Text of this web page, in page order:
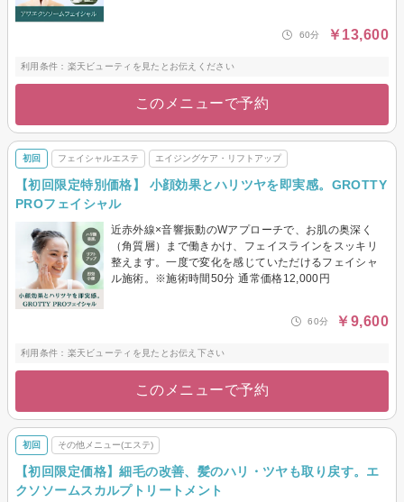
60分 ￥13,600
利用条件：楽天ビューティを見たとお伝えください
このメニューで予約
初回 フェイシャルエステ エイジングケア・リフトアップ
【初回限定特別価格】 小顔効果とハリツヤを即実感。GROTTY
PROフェイシャル
近赤外線×音響振動のWアプローチで、お肌の奥深く
（角質層）まで働きかけ、フェイスラインをスッキリ
整えます。一度で変化を感じていただけるフェイシャ
ル施術。※施術時間50分 通常価格12,000円
60分 ￥9,600
利用条件：楽天ビューティを見たとお伝え下さい
このメニューで予約
初回 その他メニュー(エステ)
【初回限定価格】細毛の改善、髪のハリ・ツヤも取り戻す。エ
クソソームスカルプトリートメント